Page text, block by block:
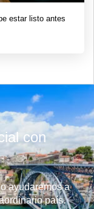
estar listo antes
con
ayudaremos a
país.